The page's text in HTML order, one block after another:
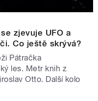
zjevuje UFO a
Co ještě skrývá?
Pátračka
les. Metr knih z
Otto. Další kolo